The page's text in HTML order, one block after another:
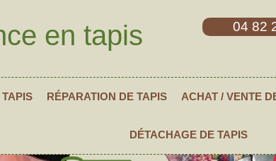
en tapis 04 82
RÉPARATION DE TAPIS ACHAT / VENTE
DÉTACHAGE DE TAPIS